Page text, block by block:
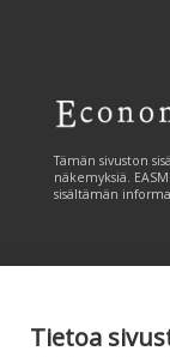
Tietoa
Tämän sivuston
näkemyksiä.
sisältämän